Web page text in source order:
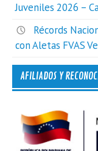
Juveniles 2026 –
Récords
con Aletas FVAS
AFILIADOS Y